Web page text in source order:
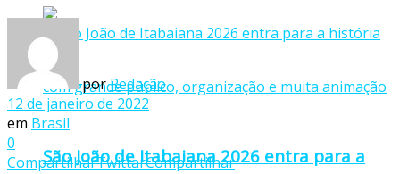
São João de Itabaiana 2026 entra para a
porRedação
12 de janeiro de 2022
em Brasil
0
CompartilharTwittarCompartilhar